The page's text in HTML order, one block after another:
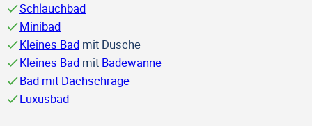
Schlauchbad
Minibad
Kleines Bad mit Dusche
Kleines Bad mit Badewanne
Bad mit Dachschräge
Luxusbad